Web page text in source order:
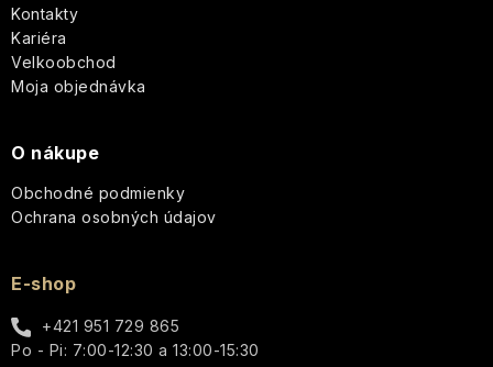
e
Kontakty
Kariéra
Velkoobchod
Moja objednávka
O nákupe
Obchodné podmienky
Ochrana osobných údajov
E-shop
+421 951 729 865
Po - Pi: 7:00-12:30 a 13:00-15:30